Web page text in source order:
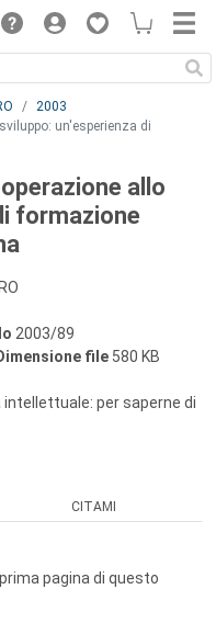
2003
un'esperienza di
allo
formazione
2003/89
file 580 KB
intellettuale: per saperne di
CITAMI
pagina di questo